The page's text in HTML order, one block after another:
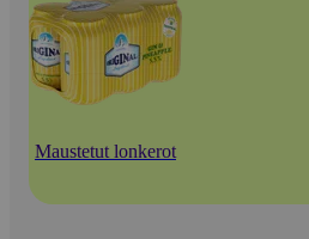
Maustetut lonkerot